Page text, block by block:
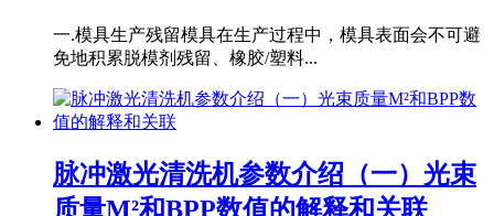
一.模具生产残留模具在生产过程中，模具表面会不可避
免地积累脱模剂残留、橡胶/塑料...
脉冲激光清洗机参数介绍（一）光束
质量M²和BPP数值的解释和关联